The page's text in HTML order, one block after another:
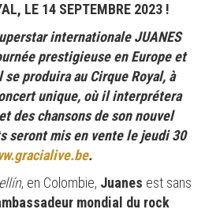
LE 14 SEPTEMBRE 2023 !
internationale JUANES
prestigieuse enEurope et
se produira au Cirque Royal, à
unique, où il interprétera
des chansons de son nouvel
seront mis en vente le jeudi 30
.
, en Colombie, Juanes est sans
mondial du rock